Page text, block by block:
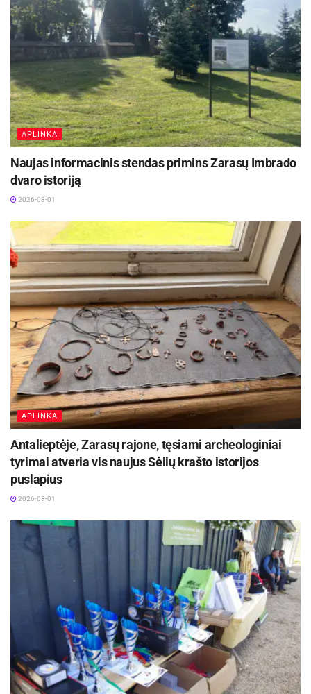
Vakar prokuratūra kreipėsi į Utenos apylinkės
teismą Ignalinos rūmus, prašydama skirti
įtariamajam griežčiausią kardomąją priemonę –
suėmimą. Teismas leido suimti zarasiškį 3
mėnesių laikotarpiui.
Šaltinis: Utenos aps. VPK
APLINKA
Naujas informacinis stendas primins Zarasų Imbrado
dvaro istoriją
2026-08-01
APLINKA
Antalieptėje, Zarasų rajone, tęsiami archeologiniai
tyrimai atveria vis naujus Sėlių krašto istorijos
puslapius
2026-08-01